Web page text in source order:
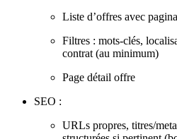
Liste d’offres avec
Filtres : mots-clés,
contrat (au minimum)
Page détail offre
SEO :
URLs propres, titres/